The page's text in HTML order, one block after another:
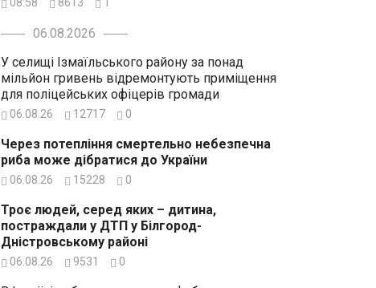
06.08.2026
У селищі Ізмаїльського району за понад
мільйон гривень відремонтують приміщення
для поліцейських офіцерів громади
06.08.26 12717 0
Через потепління смертельно небезпечна
риба може дібратися до України
06.08.26 15228 0
Троє людей, серед яких – дитина,
постраждали у ДТП у Білгород-
Дністровському районі
06.08.26 9531 0